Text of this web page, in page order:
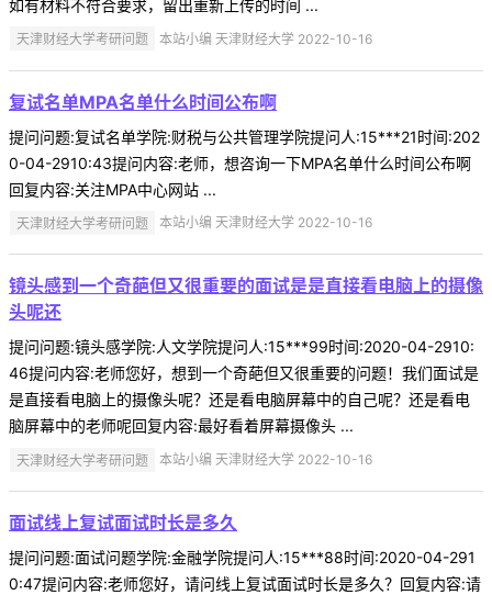
如有材料不符合要求，留出重新上传的时间 ...
天津财经大学考研问题 本站小编 天津财经大学 2022-10-16
复试名单MPA名单什么时间公布啊
提问问题:复试名单学院:财税与公共管理学院提问人:15***21时间:202
0-04-2910:43提问内容:老师，想咨询一下MPA名单什么时间公布啊
回复内容:关注MPA中心网站 ...
天津财经大学考研问题 本站小编 天津财经大学 2022-10-16
镜头感到一个奇葩但又很重要的面试是是直接看电脑上的摄像
头呢还
提问问题:镜头感学院:人文学院提问人:15***99时间:2020-04-2910:
46提问内容:老师您好，想到一个奇葩但又很重要的问题！我们面试是
是直接看电脑上的摄像头呢？还是看电脑屏幕中的自己呢？还是看电
脑屏幕中的老师呢回复内容:最好看着屏幕摄像头 ...
天津财经大学考研问题 本站小编 天津财经大学 2022-10-16
面试线上复试面试时长是多久
提问问题:面试问题学院:金融学院提问人:15***88时间:2020-04-291
0:47提问内容:老师您好，请问线上复试面试时长是多久？回复内容:请